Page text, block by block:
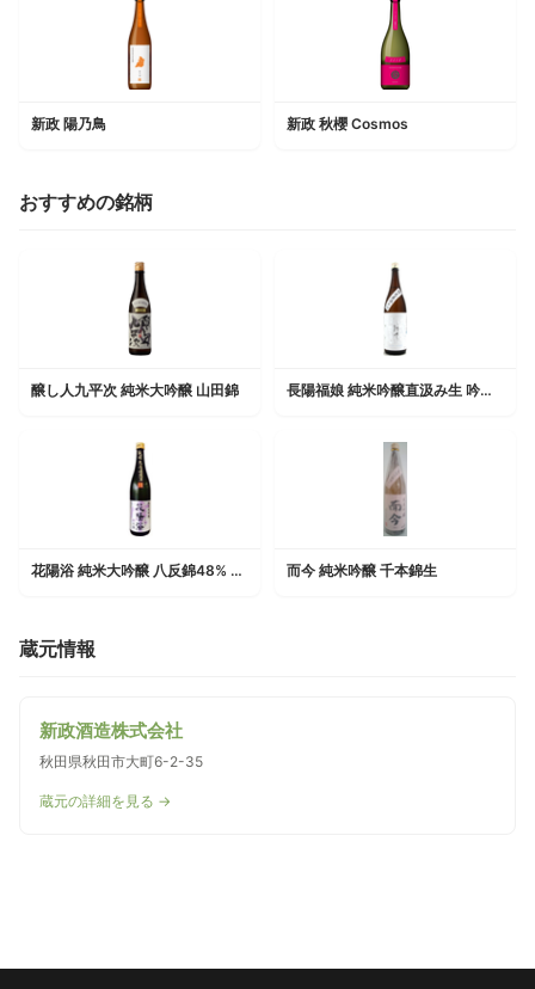
新政 陽乃鳥 新政 秋櫻 Cosmos
おすすめの銘柄
醸し人九平次 純米大吟醸 山田錦 長陽福娘 純米吟醸直汲み生 吟醸酵母 山田錦
花陽浴 純米大吟醸 八反錦48% 生原酒 而今 純米吟醸 千本錦生
蔵元情報
新政酒造株式会社
秋田県秋田市大町6-2-35
蔵元の詳細を見る →